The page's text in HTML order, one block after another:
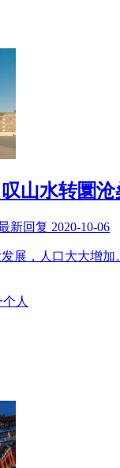
山水转圜沧
新回复 2020-10-06
展，人口大大增
个人